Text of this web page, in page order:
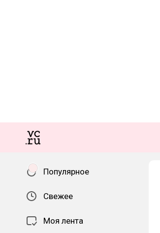
Популярное
Свежее
Моя лента